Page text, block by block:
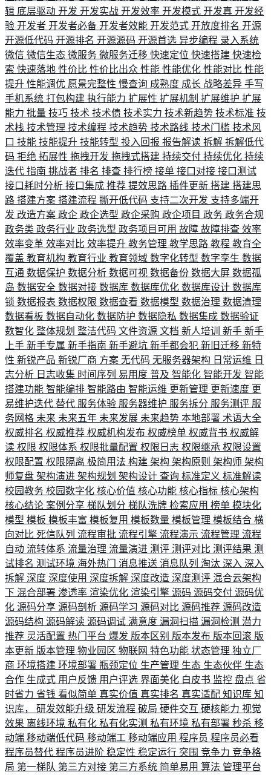
辑 底层驱动 开发 开发实战 开发效率 开发模式 开发真 开发经
验 开发者 开发者必备 开发者效能 开发范式 开放度排名 开源
开源低代码 开源排名 开源源码 开源首选 异步编程 录入系统
微信 微信生态 微服务 微服务迁移 快速定位 快速搭建 快速检
索 快速落地 性价比 性价比出众 性能 性能优化 性能对比 性能
提升 性能调优 愿景完整性 慢查询 成熟度 成长 战略差异 手写
手机系统 打包构建 执行能力 扩展性 扩展机制 扩展维护 扩展
能力 批量 技巧 技术 技术债 技术实力 技术新趋势 技术标准 技
术栈 技术管理 技术编程 技术趋势 技术路线 技术门槛 技术风
口 技能 技能提升 技能转型 投入回报 报告解读 拆解 拆解低代
码 拒绝 拓展性 拖拽开发 拖拽式搭建 持续交付 持续优化 持续
迭代 指南 挑战者 排名 排查 排行榜 接单 接口对接 接口测试
接口耗时分析 接口集成 推荐 提效思路 插件更新 搭建 搭建思
路 搭建方案 搭建流程 撕开低代码 支持二次开发 支持多端开
发 改造方案 政企 政企选型 政企采购 政企项目 政务 政务合规
政务类 政务行业 政务选型 政务项目可用 故障 故障排查 效率
效率变革 效率对比 效率提升 教务管理 教学思路 教程 教育全
覆盖 教育机构 教育行业 教育领域 数字化转型 数字孪生 数据
互通 数据保护 数据分析 数据可视 数据备份 数据大屏 数据孤
岛 数据安全 数据对接 数据库 数据库优化 数据库设计 数据库
锁 数据报表 数据权限 数据查看 数据模型 数据治理 数据清理
数据看板 数据自动化 数据防护 数据隐私 数据集成 数据验证
数智化 整体规划 整洁代码 文件资源 文档 新人培训 新手 新手
上手 新手专属 新手指南 新手避坑 新手都会犯 新旧迁移 新特
性 新锐产品 新锐厂商 方案 无代码 无服务器架构 日常运维 日
志分析 日志收集 时间序列 易用度 普及 智能化 智能开发 智能
搭建功能 智能编排 智能路由 智能运维 更新管理 更新速度 更
易维护迭代 替代 服务体验 服务器维护 服务拆分 服务测评 服
务网格 未来 未来五年 未来发展 未来趋势 本地部署 术语大全
权威排名 权威推荐 权威机构发布 权威榜单 权威背书 权威解
读 权限 权限体系 权限批量配置 权限日志 权限继承 权限设置
权限配置 权限隔离 极简用法 构建 架构 架构原则 架构师 架构
师复盘 架构演进 架构规划 架构设计 查询 标准定义 标准解读
校园教务 校园数字化 核心价值 核心功能 核心指标 核心架构
核心结论 案例分享 梯队划分 梯队洗牌 检索应用 榜单 模块化
模型 模板 模板丰富 模板复用 模板数量 模板管理 模板结合 横
向对比 死信队列 流程审批 流程引擎 流程演示 流程管理 流程
自动 流转体系 流量治理 流量演进 测评 测评对比 测评结果 测
试排名 测试环境 海外热门 消息推送 消息队列 淘汰 深入 深入
拆解 深度 深度使用 深度拆解 深度改造 深度测评 混合云架构
下 混合部署 渗透率 渲染优化 渲染引擎 源码 源码交付 源码优
化 源码分享 源码剖析 源码学习 源码对比 源码推荐 源码改造
源码结构 源码解读 源码调试 满意度 漏洞扫描 漏洞检测 潜力
推荐 灵活配置 热门平台 爆发 版本区别 版本发布 版本回滚 版
本更新 版本管理 物业园区 物联网 特色功能 状态管理 独立厂
商 环境搭建 环境部署 瓶颈定位 生产管理 生态 生态伙伴 生态
合作 生成式 用户反馈 用户评选 界面美化 白皮书 监控 盘点 省
时省力 省钱 看似简单 真实价值 真实排名 真实适配 知识库 知
识库， 研发效能升级 研发流程 破局 硬件交互 硬核能力 视觉
效果 离线环境 私有化 私有化实测 私有环境 私有部署 秒杀 移
动端 移动端低代码 移动端工 移动端应用 程序员 程序员必看
程序员替代 程序员进阶 稳定性 稳定运行 突围 竞争力 竞争格
局 第一梯队 第三方对接 第三方系统 简单易用 算法 管理平台